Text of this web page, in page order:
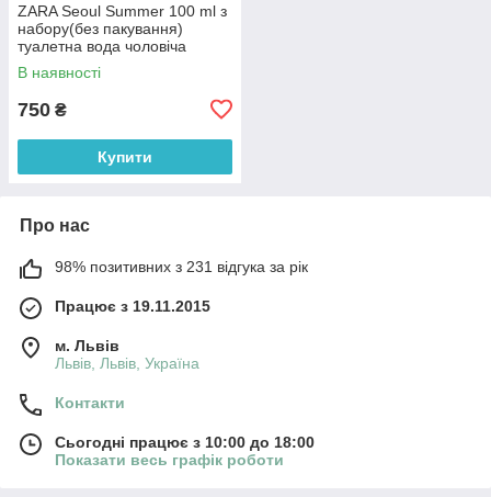
ZARA Seoul Summer 100 ml з
набору(без пакування)
туалетна вода чоловіча
(оригінал оригінал Іспанія)
В наявності
750 ₴
Купити
Про нас
98% позитивних з 231 відгука за рік
Працює з 19.11.2015
м. Львів
Львів, Львів, Україна
Контакти
Сьогодні працює з 10:00 до 18:00
Показати весь графік роботи